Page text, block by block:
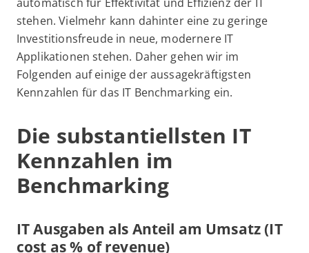
stehen. Vielmehr kann dahinter eine zu geringe
Investitionsfreude in neue, modernere IT
Applikationen stehen. Daher gehen wir im
Folgenden auf einige der aussagekräftigsten
Kennzahlen für das IT Benchmarking ein.
Die substantiellsten IT
Kennzahlen im
Benchmarking
IT Ausgaben als Anteil am Umsatz(IT
cost as % of revenue)